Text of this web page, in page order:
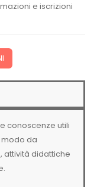
e iscrizioni
conoscenze utili
da
attività didattiche